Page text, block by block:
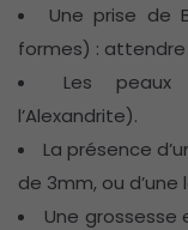
Une prise de
formes) : attendre
Les
l’Alexandrite).
La présence
de 3mm, ou
Une